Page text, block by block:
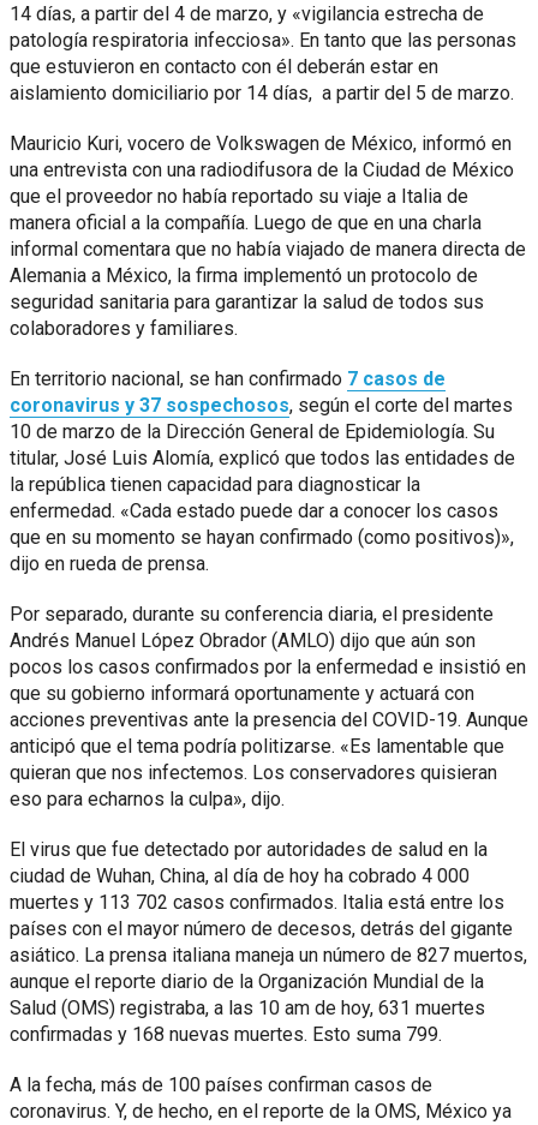
14 días, a partir del 4 de marzo, y «vigilancia estrecha de
patología respiratoria infecciosa». En tanto que las personas
que estuvieron en contacto con él deberán estar en
aislamiento domiciliario por 14 días, a partir del 5 de marzo.
Mauricio Kuri, vocero de Volkswagen de México, informó en
una entrevista con una radiodifusora de la Ciudad de México
que el proveedor no había reportado su viaje a Italia de
manera oficial a la compañía. Luego de que en una charla
informal comentara que no había viajado de manera directa de
Alemania a México, la firma implementó un protocolo de
seguridad sanitaria para garantizar la salud de todos sus
colaboradores y familiares.
En territorio nacional, se han confirmado 7 casos de
coronavirus y 37 sospechosos, según el corte del martes
10 de marzo de la Dirección General de Epidemiología. Su
titular, José Luis Alomía, explicó que todos las entidades de
la república tienen capacidad para diagnosticar la
enfermedad. «Cada estado puede dar a conocer los casos
que en su momento se hayan confirmado (como positivos)»,
dijo en rueda de prensa.
Por separado, durante su conferencia diaria, el presidente
Andrés Manuel López Obrador (AMLO) dijo que aún son
pocos los casos confirmados por la enfermedad e insistió en
que su gobierno informará oportunamente y actuará con
acciones preventivas ante la presencia del COVID-19. Aunque
anticipó que el tema podría politizarse. «Es lamentable que
quieran que nos infectemos. Los conservadores quisieran
eso para echarnos la culpa», dijo.
El virus que fue detectado por autoridades de salud en la
ciudad de Wuhan, China, al día de hoy ha cobrado 4 000
muertes y 113 702 casos confirmados. Italia está entre los
países con el mayor número de decesos, detrás del gigante
asiático. La prensa italiana maneja un número de 827 muertos,
aunque el reporte diario de la Organización Mundial de la
Salud (OMS) registraba, a las 10 am de hoy, 631 muertes
confirmadas y 168 nuevas muertes. Esto suma 799.
A la fecha, más de 100 países confirman casos de
coronavirus. Y, de hecho, en el reporte de la OMS, México ya